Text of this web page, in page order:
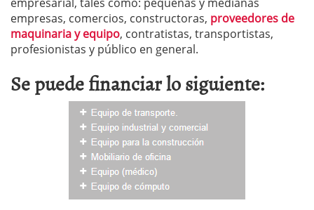
empresas, comercios, constructoras, proveedores de
maquinaria y equipo, contratistas, transportistas,
profesionistas y público en general.
Se puede financiar lo siguiente: